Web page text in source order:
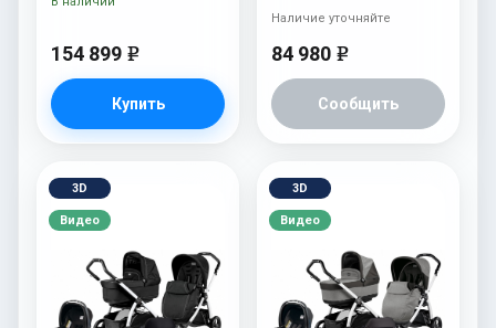
154 899 e
Купить
84 980 e
Сообщить
Наличие уточняйте
3D
Видео
3D
Видео